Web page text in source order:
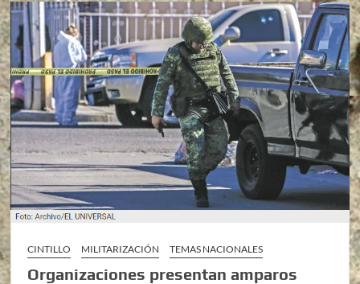
CINTILLO MILITARIZACIÓN TEMAS NACIONALES
Organizaciones presentan amparos